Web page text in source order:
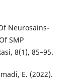
Neurosains-
SMP
8(1), 85–95.
E. (2022).